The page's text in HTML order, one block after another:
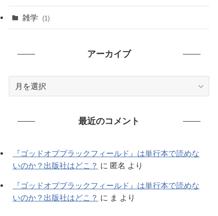
(7)
雑学 (1)
アーカイブ
最近のコメント
『ゴッドオブブラックフィールド』は単行本で読めな
いのか？出版社はどこ？ に 匿名 より
『ゴッドオブブラックフィールド』は単行本で読めな
いのか？出版社はどこ？ に ま より